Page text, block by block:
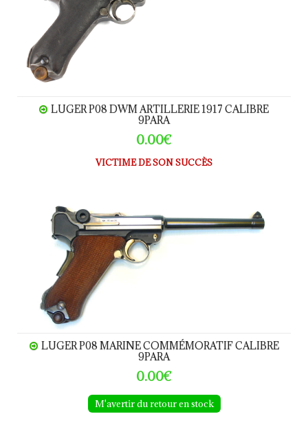
LUGER P08 DWM ARTILLERIE 1917 CALIBRE
9PARA
0.00€
VICTIME DE SON SUCCÈS
LUGER P08 Marine commémoratif calibre 9Para
LUGER P08 MARINE COMMÉMORATIF CALIBRE
9PARA
0.00€
M'avertir du retour en stock